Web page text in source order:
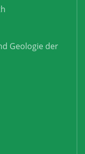
Geologie der